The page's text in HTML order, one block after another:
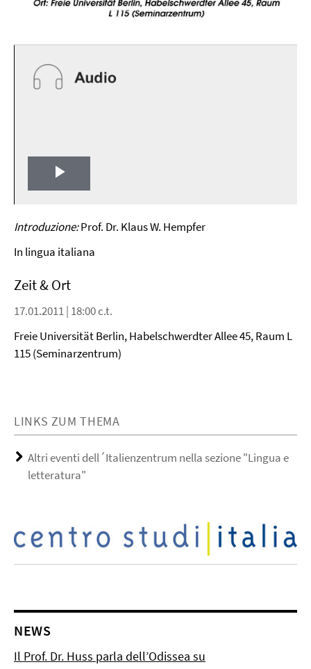
Play
Video
Introduzione:Prof. Dr. Klaus W. Hempfer
In lingua italiana
Zeit & Ort
17.01.2011 | 18:00 c.t.
Freie Universität Berlin, Habelschwerdter Allee 45, Raum L
115 (Seminarzentrum)
LINKS ZUM THEMA
Altri eventi dell´Italienzentrum nella sezione "Lingua e
letteratura"
NEWS
Il Prof. Dr. Huss parla dell’Odissea su